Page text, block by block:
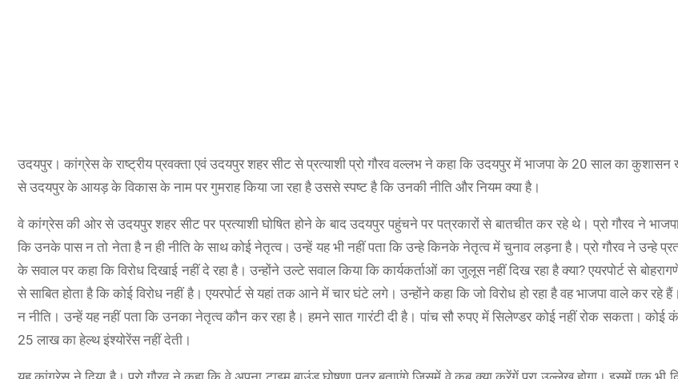
उदयपुर। कांग्रेस के राष्ट्रीय प्रवक्ता एवं उदयपुर शहर सीट से प्रत्याशी प्रो गौरव वल्लभ ने कहा कि उदयपुर में भाजपा के 20 साल का
से उदयपुर के आयड़ के विकास के नाम पर गुमराह किया जा रहा है उससे स्पष्ट है कि उनकी नीति और नियम क्या है।
वे कांग्रेस की ओर से उदयपुर शहर सीट पर प्रत्याशी घोषित होने के बाद उदयपुर पहुंचने पर पत्रकारों से बातचीत कर रहे थे। प्रो गौरव ने
कि उनके पास न तो नेता है न ही नीति के साथ कोई नेतृत्व। उन्हें यह भी नहीं पता कि उन्हे किनके नेतृत्व में चुनाव लड़ना है। प्रो गौरव ने उन्हे
के सवाल पर कहा कि विरोध दिखाई नहीं दे रहा है। उन्होंने उल्टे सवाल किया कि कार्यकर्ताओं का जुलूस नहीं दिख रहा है क्या? एयरपोर्ट से
से साबित होता है कि कोई विरोध नहीं है। एयरपोर्ट से यहां तक आने में चार घंटे लगे। उन्होंने कहा कि जो विरोध हो रहा है वह भाजपा वाले कर रहे
न नीति। उन्हें यह नहीं पता कि उनका नेतृत्व कौन कर रहा है। हमने सात गारंटी दी है। पांच सौ रुपए में सिलेण्डर कोई नहीं रोक सकता। कोई
25 लाख का हेल्थ इंश्योरेंस नहीं देती।